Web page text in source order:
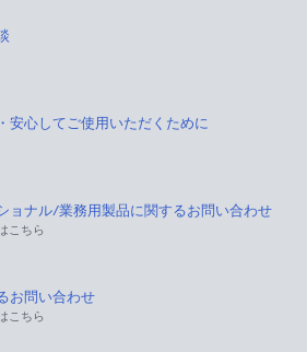
安心してご使用いただくために
ョナル/業務用製品に関するお問い合わせ
こちら
お問い合わせ
こちら